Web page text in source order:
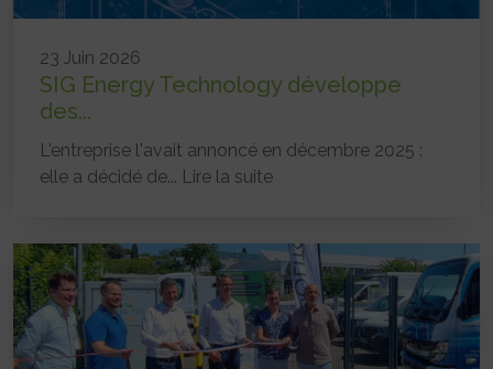
23 Juin 2026
SIG Energy Technology développe
des...
L'entreprise l'avait annoncé en décembre 2025 :
elle a décidé de... Lire la suite